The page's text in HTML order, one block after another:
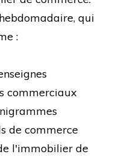
qui
:
commerciaux
de commerce
l'immobilier de